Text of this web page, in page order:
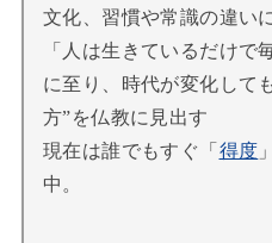
文化、習慣や常識の違い
「人は生きているだけで
に至り、時代が変化して
方”を仏教に見出す
現在は誰でもすぐ「 得度
中。